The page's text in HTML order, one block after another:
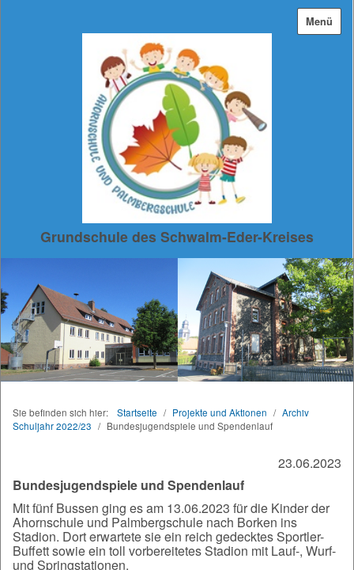
Menü
Grundschule des Schwalm-Eder-Kreises
Sie befinden sich hier: Startseite / Projekte und Aktionen / Archiv
Schuljahr 2022/23 / Bundesjugendspiele und Spendenlauf
23.06.2023
Bundesjugendspiele und Spendenlauf
Mit fünf Bussen ging es am 13.06.2023 für die Kinder der
Ahornschule und Palmbergschule nach Borken ins
Stadion. Dort erwartete sie ein reich gedecktes Sportler-
Buffett sowie ein toll vorbereitetes Stadion mit Lauf-, Wurf-
und Springstationen.